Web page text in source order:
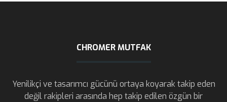
CHROMER MUTFAK
Yenilikçi ve tasarımcı gücünü ortaya koyarak takip eden
değil rakipleri arasında hep takip edilen özgün bir